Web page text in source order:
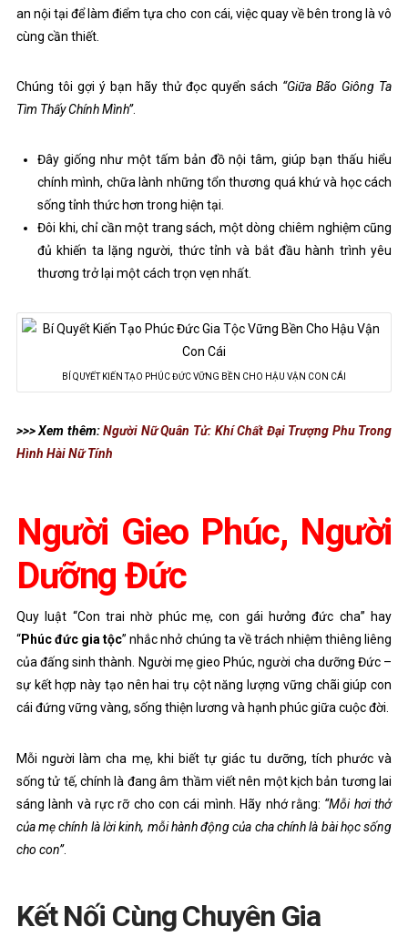
an nội tại để làm điểm tựa cho con cái, việc quay về bên trong là vô
cùng cần thiết.
Chúng tôi gợi ý bạn hãy thử đọc quyển sách “Giữa Bão Giông Ta
Tìm Thấy Chính Mình”.
Đây giống như một tấm bản đồ nội tâm, giúp bạn thấu hiểu
chính mình, chữa lành những tổn thương quá khứ và học cách
sống tỉnh thức hơn trong hiện tại.
Đôi khi, chỉ cần một trang sách, một dòng chiêm nghiệm cũng
đủ khiến ta lặng người, thức tỉnh và bắt đầu hành trình yêu
thương trở lại một cách trọn vẹn nhất.
BÍ QUYẾT KIẾN TẠO PHÚC ĐỨC VỮNG BỀN CHO HẬU VẬN CON CÁI
>>> Xem thêm:Người Nữ Quân Tử: Khí Chất Đại Trượng Phu Trong
Hình Hài Nữ Tính
Người Gieo Phúc, Người
Dưỡng Đức
Quy luật “Con trai nhờ phúc mẹ, con gái hưởng đức cha” hay
“Phúc đức gia tộc” nhắc nhở chúng ta về trách nhiệm thiêng liêng
của đấng sinh thành. Người mẹ gieo Phúc, người cha dưỡng Đức –
sự kết hợp này tạo nên hai trụ cột năng lượng vững chãi giúp con
cái đứng vững vàng, sống thiện lương và hạnh phúc giữa cuộc đời.
Mỗi người làm cha mẹ, khi biết tự giác tu dưỡng, tích phước và
sống tử tế, chính là đang âm thầm viết nên một kịch bản tương lai
sáng lành và rực rỡ cho con cái mình. Hãy nhớ rằng: “Mỗi hơi thở
của mẹ chính là lời kinh, mỗi hành động của cha chính là bài học sống
cho con”.
Kết Nối Cùng Chuyên Gia